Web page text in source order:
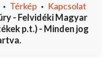
- Felvidéki Magyar
p.t.) - Minden jog
Térkép • Kapcsolat